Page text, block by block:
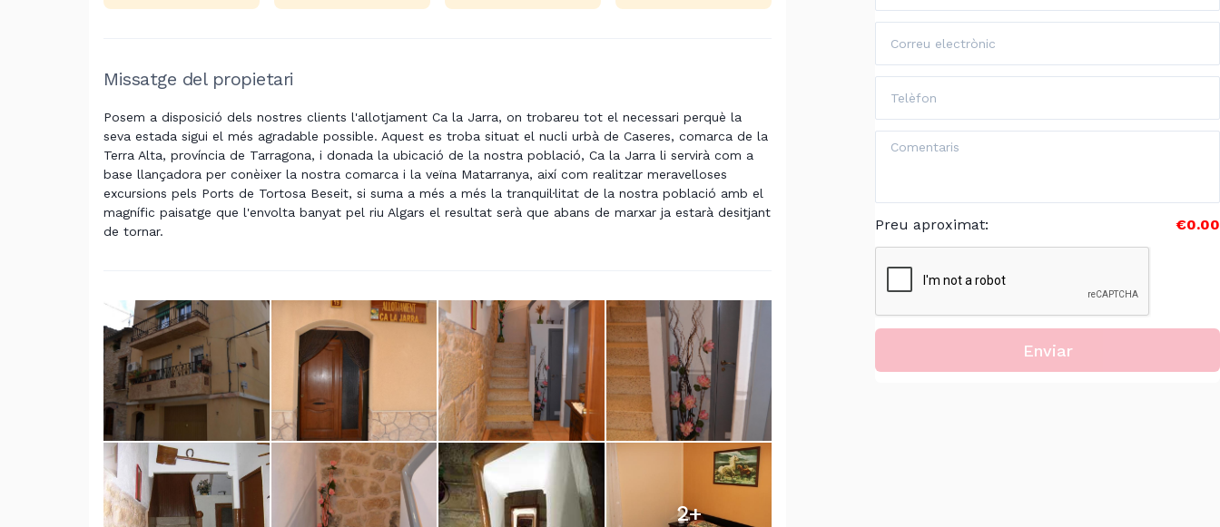
Missatge del propietari
Posem a disposició dels nostres clients l'allotjament Ca la Jarra, on trobareu tot el necessari perquè la
seva estada sigui el més agradable possible. Aquest es troba situat el nucli urbà de Caseres, comarca de la
Terra Alta, província de Tarragona, i donada la ubicació de la nostra població, Ca la Jarra li servirà com a
base llançadora per conèixer la nostra comarca i la veïna Matarranya, així com realitzar meravelloses
excursions pels Ports de Tortosa Beseit, si suma a més a més la tranquil·litat de la nostra població amb el
magnífic paisatge que l'envolta banyat pel riu Algars el resultat serà que abans de marxar ja estarà desitjant
de tornar.
2+
Preu aproximat: €0.00
Enviar